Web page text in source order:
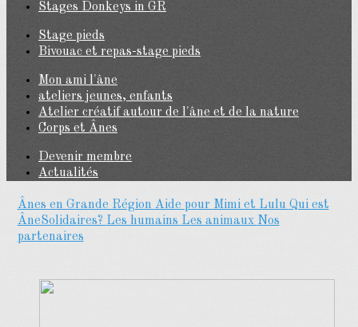
Stages Donkeys in GR
Stage pieds
Bivouac et repas-stage pieds
Mon ami l'âne
ateliers jeunes, enfants
Atelier créatif autour de l'âne et de la nature
Corps et Ânes
Devenir membre
Actualités
Ânes en Grande Région Aide pour Mimi et Lulu Qui est
ÂneSolidaires? Les humains Les animaux Nos
partenaires